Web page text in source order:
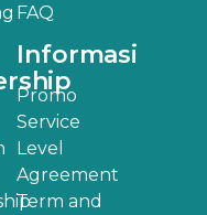
FAQ
Informasi
Promo
Service
Level
Agreement
Term and